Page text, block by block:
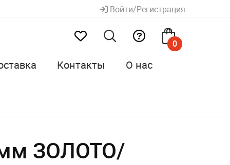
Войти/Регистрация
0
Контакты О нас
ЗОЛОТО/